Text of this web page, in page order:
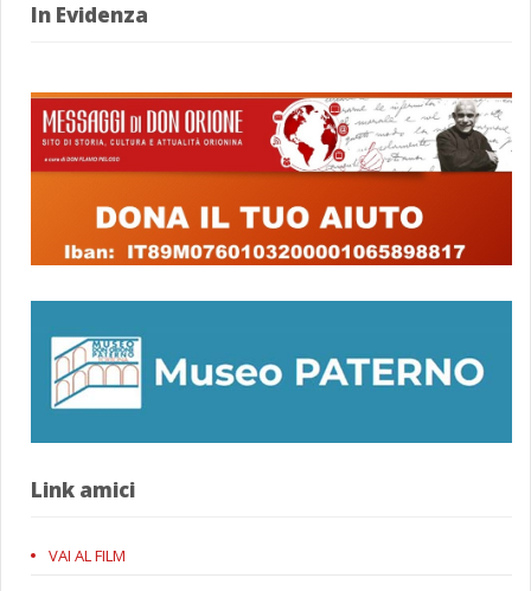
In Evidenza
Link amici
VAI AL FILM